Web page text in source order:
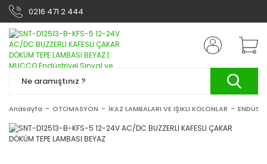
0216 471 2 444
Anasayfa OTOMASYON İKAZ LAMBALARI VE IŞIKLI KOLONLAR